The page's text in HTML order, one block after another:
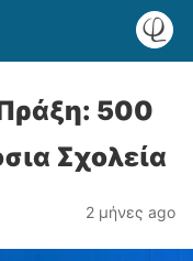
500
Σχολεία
2 μήνες ago